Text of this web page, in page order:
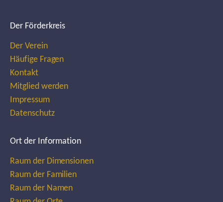
Der Förderkreis
Der Verein
Häufige Fragen
Kontakt
Mitglied werden
Impressum
Datenschutz
Ort der Information
Raum der Dimensionen
Raum der Familien
Raum der Namen